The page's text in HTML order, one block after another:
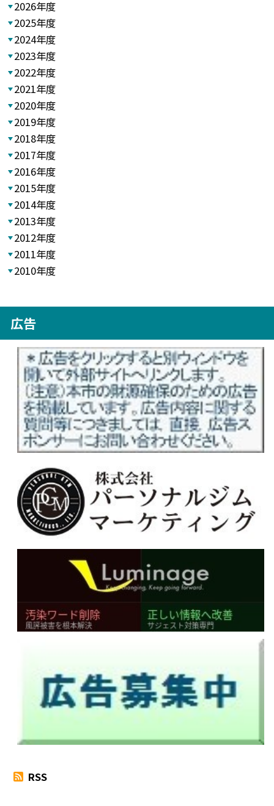
2026年度
2025年度
2024年度
2023年度
2022年度
2021年度
2020年度
2019年度
2018年度
2017年度
2016年度
2015年度
2014年度
2013年度
2012年度
2011年度
2010年度
広告
RSS